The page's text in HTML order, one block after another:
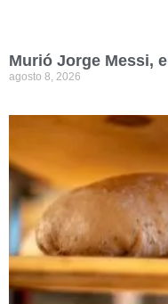
Murió Jorge Messi,
agosto 8, 2026